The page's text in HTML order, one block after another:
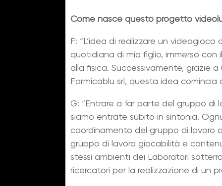
Come nasce questo progetto
F: “L’idea di realizzare un
quotidiana di mio figlio, immerso con
alla fisica. Successivamente, grazie
Formicablu srl, questa idea comincia
G: “Entrare a far parte del gruppo
siamo entrate subito in sintonia.
coordinamento del gruppo di lavoro
gruppo di lavoro giocabilità e
stessi ambienti dei Laboratori
ricercatori per la realizzazione di un